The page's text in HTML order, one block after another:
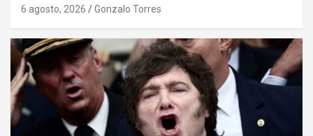
6 agosto, 2026 Gonzalo Torres